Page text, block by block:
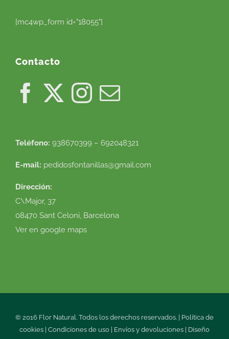
[mc4wp_form id="18055"]
Contacto
Teléfono: 938670399 – 692048321
E-mail: pedidosfontanillas@gmail.com
Dirección:
C\Major, 37
08470 Sant Celoni, Barcelona
Ver en google maps
© 2016 Flor Natural. Todos los derechos reservados. | Política de
cookies Condiciones de uso Envíos y devoluciones
Diseño